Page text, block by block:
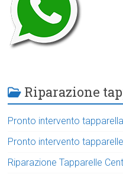
Riparazione
Pronto intervento
Pronto intervento
Riparazione Tapparelle